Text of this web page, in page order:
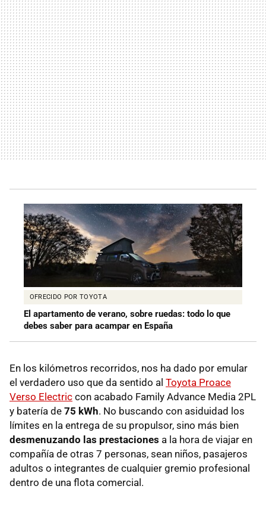
OFRECIDO POR TOYOTA
El apartamento de verano, sobre ruedas: todo lo que
debes saber para acampar en España
En los kilómetros recorridos, nos ha dado por emular
el verdadero uso que da sentido al Toyota Proace
Verso Electric con acabado Family Advance Media 2PL
y batería de 75 kWh. No buscando con asiduidad los
límites en la entrega de su propulsor, sino más bien
desmenuzando las prestaciones a la hora de viajar en
compañía de otras 7 personas, sean niños, pasajeros
adultos o integrantes de cualquier gremio profesional
dentro de una flota comercial.